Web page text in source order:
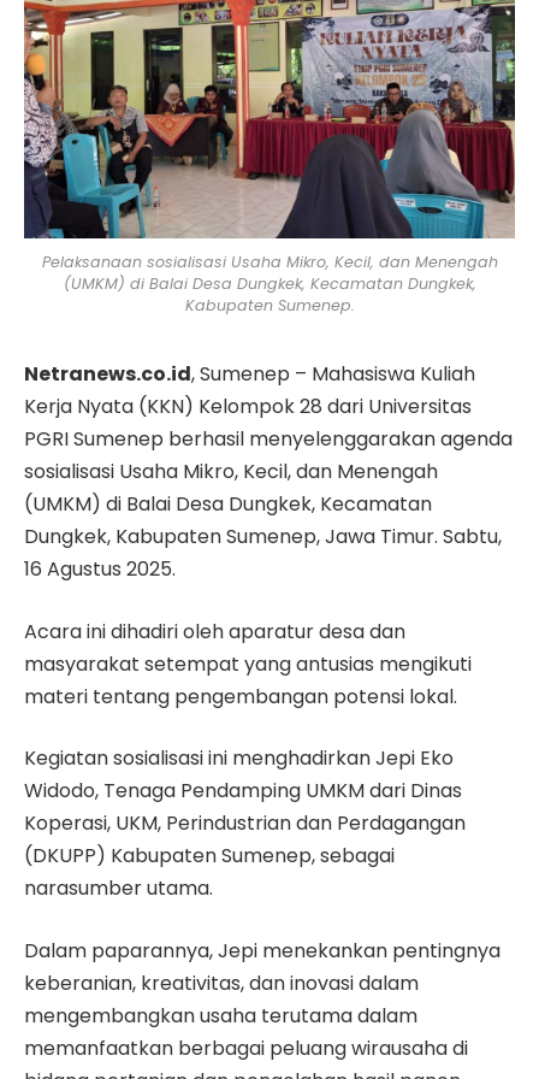
Pelaksanaan sosialisasi Usaha Mikro, Kecil, dan Menengah
(UMKM) di Balai Desa Dungkek, Kecamatan Dungkek,
Kabupaten Sumenep.
Netranews.co.id, Sumenep – Mahasiswa Kuliah
Kerja Nyata (KKN) Kelompok 28 dari Universitas
PGRI Sumenep berhasil menyelenggarakan agenda
sosialisasi Usaha Mikro, Kecil, dan Menengah
(UMKM) di Balai Desa Dungkek, Kecamatan
Dungkek, Kabupaten Sumenep, Jawa Timur. Sabtu,
16 Agustus 2025.
Acara ini dihadiri oleh aparatur desa dan
masyarakat setempat yang antusias mengikuti
materi tentang pengembangan potensi lokal.
Kegiatan sosialisasi ini menghadirkan Jepi Eko
Widodo, Tenaga Pendamping UMKM dari Dinas
Koperasi, UKM, Perindustrian dan Perdagangan
(DKUPP) Kabupaten Sumenep, sebagai
narasumber utama.
Dalam paparannya, Jepi menekankan pentingnya
keberanian, kreativitas, dan inovasi dalam
mengembangkan usaha terutama dalam
memanfaatkan berbagai peluang wirausaha di